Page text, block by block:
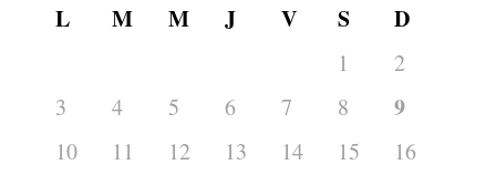
L M M J V S D
1
2
3
4 5 6 7 8 9
10 11 12 13 14 15
16